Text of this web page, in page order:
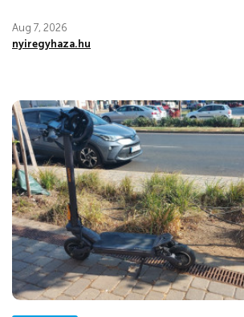
Aug 7, 2026
nyiregyhaza.hu